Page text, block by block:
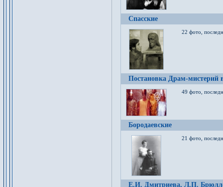
Спасские
22 фото,
Постановка Драм-мистерий
49 фото,
Бородаевские
21 фото,
Е.И. Дмитриева, Л.П.